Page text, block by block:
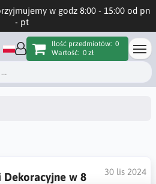
w godz 8:00 - 15:00 od pn
- pt
Ilość przedmiotów: 0
Wartość: 0 zł
30 lis 2024
Dekoracyjne w 8